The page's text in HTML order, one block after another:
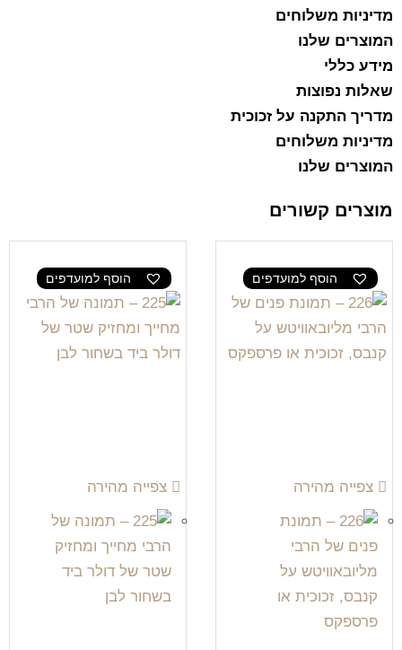
מדיניות משלוחים
המוצרים שלנו
מידע כללי
שאלות נפוצות
מדריך התקנה על זכוכית
מדיניות משלוחים
המוצרים שלנו
מוצרים קשורים
הוסף למועדפים
צפייה מהירה
הוסף למועדפים
צפייה מהירה